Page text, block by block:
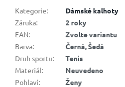
Kategorie:
Dámské kalhoty
Záruka:
2 roky
EAN:
Zvolte variantu
Barva:
Černá, Šedá
Druh sportu:
Tenis
Materiál:
Neuvedeno
Pohlaví:
Ženy